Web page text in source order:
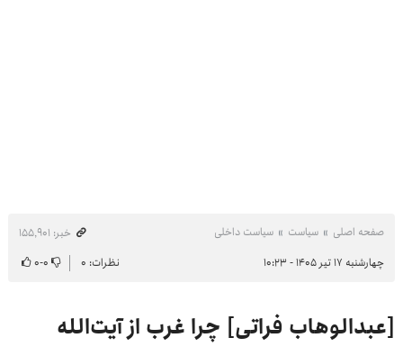
صفحه اصلی سیاست سیاست داخلی
خبر: ۱۵۵٬۹۰۱
چهارشنبه ۱۷ تیر ۱۴۰۵ - ۱۰:۲۳
نظرات: ۰ ۰-۰
[عبدالوهاب فراتی] چرا غرب از آیت‌الله